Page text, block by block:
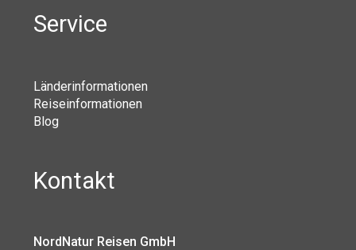
Service
Länderinformationen
Reiseinformationen
Blog
Kontakt
NordNatur Reisen GmbH